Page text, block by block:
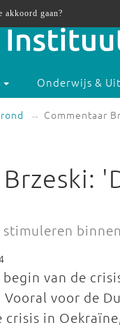
Onderwijs &
Commentaar
van de
voor de
in
akkoord gaan?